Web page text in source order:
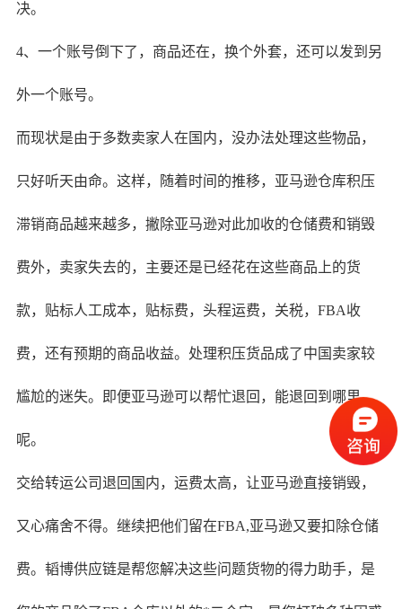
决。
4、一个账号倒下了，商品还在，换个外套，还可以发到另
外一个账号。
而现状是由于多数卖家人在国内，没办法处理这些物品，
只好听天由命。这样，随着时间的推移，亚马逊仓库积压
滞销商品越来越多，撇除亚马逊对此加收的仓储费和销毁
费外，卖家失去的，主要还是已经花在这些商品上的货
款，贴标人工成本，贴标费，头程运费，关税，FBA收
费，还有预期的商品收益。处理积压货品成了中国卖家较
尴尬的迷失。即便亚马逊可以帮忙退回，能退回到哪里
呢。
交给转运公司退回国内，运费太高，让亚马逊直接销毁，
又心痛舍不得。继续把他们留在FBA,亚马逊又要扣除仓储
费。韬博供应链是帮您解决这些问题货物的得力助手，是